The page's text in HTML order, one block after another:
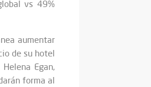
vs 49%
aumentar
de su hotel
Egan,
forma al